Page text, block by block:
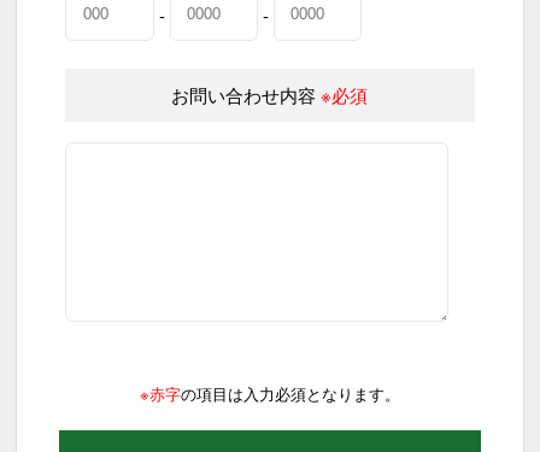
- -
お問い合わせ内容 ※必須
※赤字の項目は入力必須となります。